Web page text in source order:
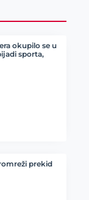
okupilo se u
sporta,
prekid